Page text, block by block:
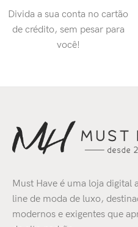
Divida a sua conta no cartão
de crédito, sem pesar para
você!
Must Have é uma loja digital
line de moda de luxo,
modernos e exigentes que